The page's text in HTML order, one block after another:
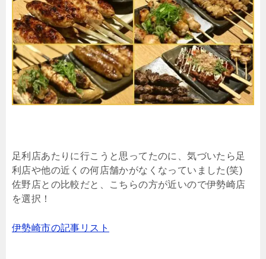
足利店あたりに行こうと思ってたのに、気づいたら足
利店や他の近くの何店舗かがなくなっていました(笑)
佐野店との比較だと、こちらの方が近いので伊勢崎店
を選択！
伊勢崎市の記事リスト